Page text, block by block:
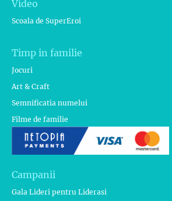
Video
Scoala de SuperEroi
Timp in familie
Jocuri
Art & Craft
Semnificatia numelui
Filme de familie
Campanii
Gala Lideri pentru Liderasi